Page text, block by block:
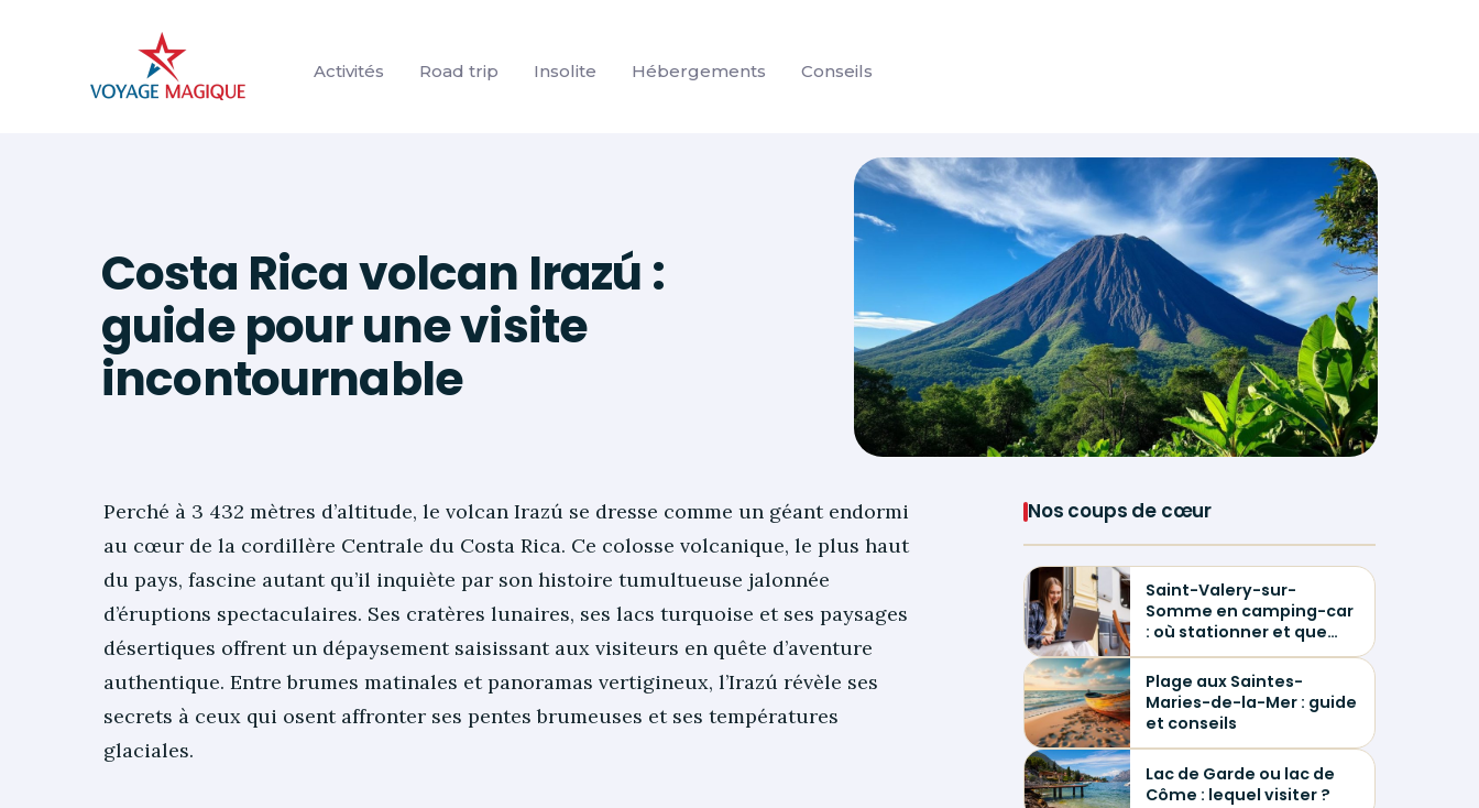
Activités Road trip Insolite Hébergements Conseils
Costa Rica volcan Irazú :
guide pour une visite
incontournable
Perché à 3 432 mètres d’altitude, le volcan Irazú se dresse comme un géant endormi
au cœur de la cordillère Centrale du Costa Rica. Ce colosse volcanique, le plus haut
du pays, fascine autant qu’il inquiète par son histoire tumultueuse jalonnée
d’éruptions spectaculaires. Ses cratères lunaires, ses lacs turquoise et ses paysages
désertiques offrent un dépaysement saisissant aux visiteurs en quête d’aventure
authentique. Entre brumes matinales et panoramas vertigineux, l’Irazú révèle ses
secrets à ceux qui osent affronter ses pentes brumeuses et ses températures
glaciales.
Nos coups de cœur
Saint-Valery-sur-
Somme en camping-car
: où stationner et que
visiter ?
Plage aux Saintes-
Maries-de-la-Mer : guide
et conseils
Lac de Garde ou lac de
Côme : lequel visiter ?